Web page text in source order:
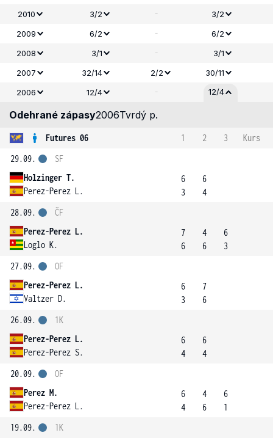
2010
3/2 -
3/2
2009
6/2 -
6/2
2008
3/1 -
3/1
2007
32/14 2/2
30/11
2006
12/4 - 12/4
Odehrané zápasy2006Tvrdý p.
Futures 06 1 2 3
Kurs
29.09.
Holzinger T.
Perez-Perez L.
SF
6
3
6
4
28.09.
Perez-Perez L.
Loglo K.
ČF
7
6
4
6
6
3
27.09.
Perez-Perez L.
Valtzer D.
OF
6
3
7
6
26.09.
Perez-Perez L.
Perez-Perez S.
1K
6
4
6
4
20.09.
Perez M.
Perez-Perez L.
OF
6
4
4
6
6
1
19.09.
1K